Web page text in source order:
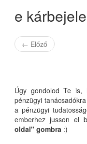
e
← Előző
Úgy gondolod Te is,
pénzügyi
a pénzügyi
emberhez jusson el
oldal" gombra :)